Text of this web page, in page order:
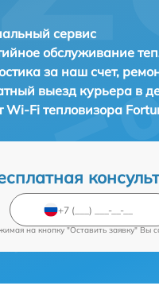
сервис
обслуживание
за наш счет,
выезд курьера в
Wi-Fi тепловизора
на кнопку "Оставить заявку" Вы